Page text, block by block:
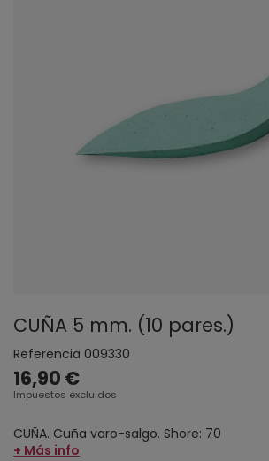
CUÑA 5 mm. (10 pares.)
Referencia 009330
16,90 €
Impuestos excluidos
CUÑA. Cuña varo-salgo. Shore: 70
+ Más info